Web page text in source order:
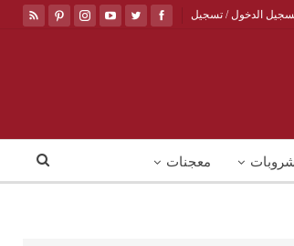
الدخول / تسجيل
معجنات